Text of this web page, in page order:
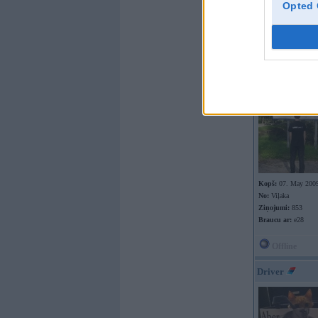
Opted
Offline
Hazard
Kopš: 07. May
No: Viļaka
Ziņojumi: 853
Braucu ar: e28
Driver